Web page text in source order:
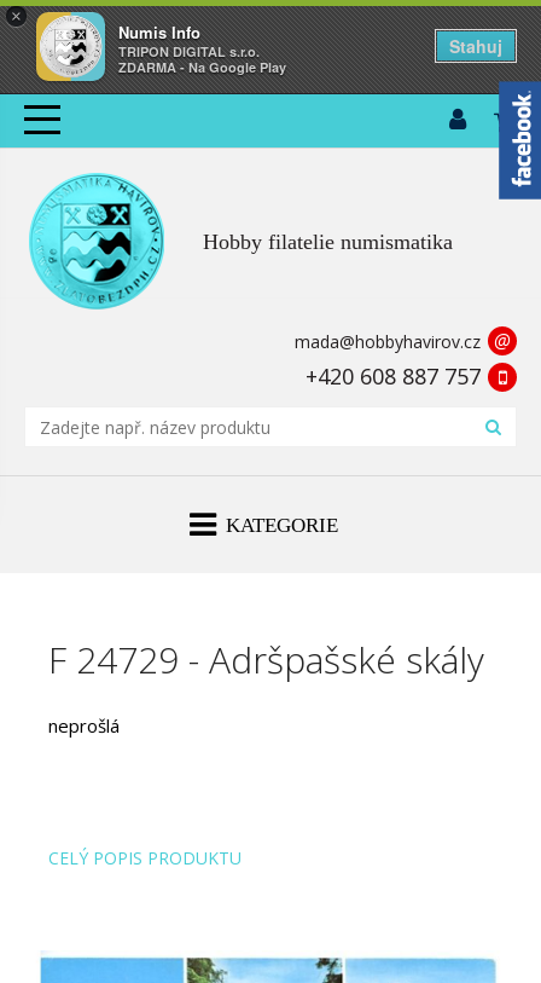
×
Numis Info
TRIPON DIGITAL s.r.o.
ZDARMA - Na Google Play
Stahuj
Hobby filatelie numismatika
mada@hobbyhavirov.cz @
+420 608 887 757
KATEGORIE
F 24729 - Adršpašské skály
neprošlá
CELÝ POPIS PRODUKTU